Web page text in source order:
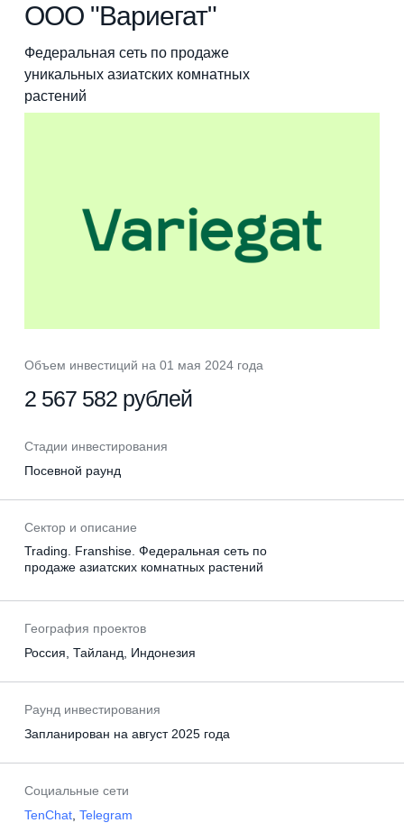
ООО "Вариегат"
Федеральная сеть по продаже
уникальных азиатских комнатных
растений
Объем инвестиций на 01 мая 2024 года
2 567 582 рублей
Стадии инвестирования
Посевной раунд
Сектор и описание
Trading. Franshise. Федеральная сеть по
продаже азиатских комнатных растений
География проектов
Россия, Тайланд, Индонезия
Раунд инвестирования
Запланирован на август 2025 года
Социальные сети
TenChat, Telegram
Личный кабинет
8 499 110-69-16
Для стартапов
startup@saybel.ru